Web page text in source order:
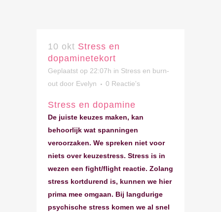
10 okt Stress en
dopaminetekort
Geplaatst op 22:07h in Stress en burn-
out door Evelyn 0 Reactie's
Stress en dopamine
De juiste keuzes maken, kan
behoorlijk wat spanningen
veroorzaken. We spreken niet voor
niets over keuzestress. Stress is in
wezen een fight/flight reactie. Zolang
stress kortdurend is, kunnen we hier
prima mee omgaan. Bij langdurige
psychische stress komen we al snel